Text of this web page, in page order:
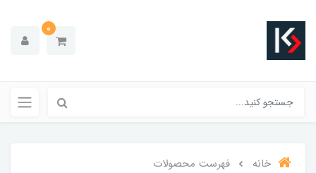
0
خانه
فهرست محصولات